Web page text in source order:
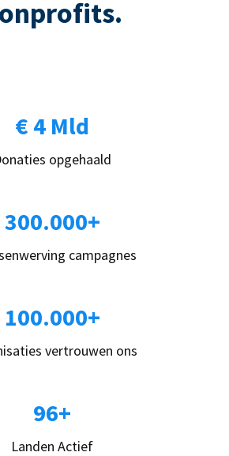
€ 4 Mld
opgehaald
300.000+
campagnes
100.000+
vertrouwen ons
96+
Landen Actief